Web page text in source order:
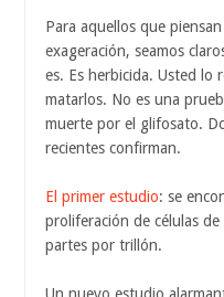
Para aquellos que
exageración, seamos
es. Es herbicida. Usted lo
matarlos. No es una
muerte por el glifosato.
recientes confirman.
El primer estudio: se
proliferación de células
partes por trillón.
Un nuevo estudio